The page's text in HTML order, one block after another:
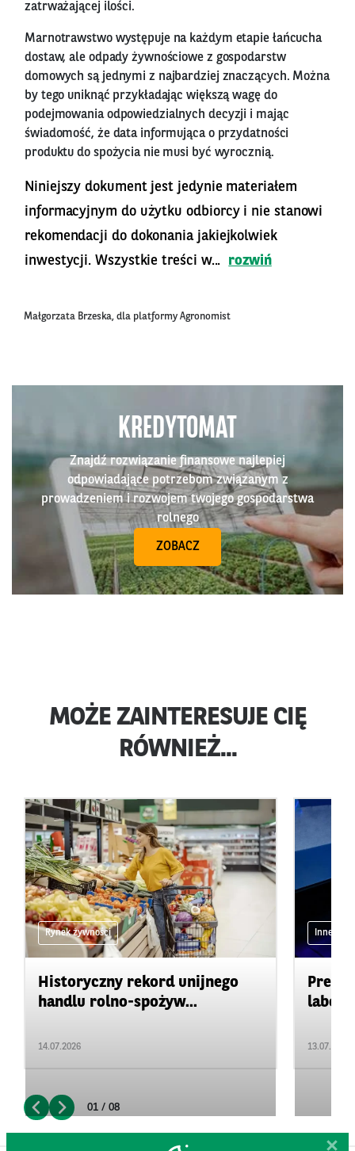
zatrważającej ilości.
Marnotrawstwo występuje na każdym etapie łańcucha
dostaw, ale odpady żywnościowe z gospodarstw
domowych są jednymi z najbardziej znaczących. Można
by tego uniknąć przykładając większą wagę do
podejmowania odpowiedzialnych decyzji i mając
świadomość, że data informująca o przydatności
produktu do spożycia nie musi być wyrocznią.
Niniejszy dokument jest jedynie materiałem
informacyjnym do użytku odbiorcy i nie stanowi
rekomendacji do dokonania jakiejkolwiek
inwestycji. Wszystkie treści w...
rozwiń
Małgorzata Brzeska, dla platformy Agronomist
KREDYTOMAT
Znajdź rozwiązanie finansowe najlepiej
odpowiadające potrzebom związanym z
prowadzeniem i rozwojem twojego gospodarstwa
rolnego
ZOBACZ
MOŻE ZAINTERESUJE CIĘ
RÓWNIEŻ...
Rynek żywności
Historyczny rekord unijnego
handlu rolno-spożyw...
14.07.2026
Inne
13.07.2026
01 / 08